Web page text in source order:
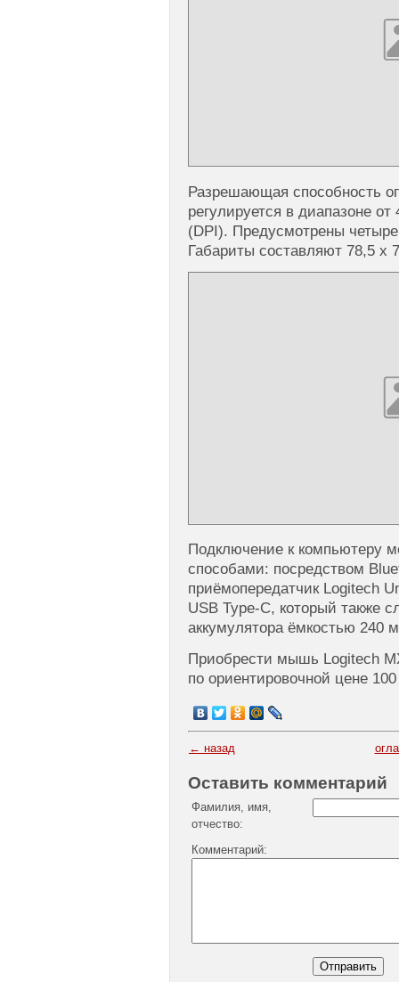
Разрешающая способность
регулируется в диапазоне
(DPI). Предусмотрены
Габариты составляют 78,5
Подключение к компьютеру
способами: посредством
приёмопередатчик Logitech
USB Type-C, который также
аккумулятора ёмкостью 240
Приобрести мышь Logitech
по ориентировочной цене
← назад
Оставить комментарий
Фамилия, имя,
отчество:
Комментарий: